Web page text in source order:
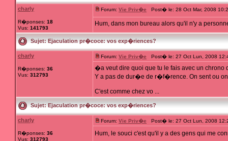
charly
R�ponses: 18
Vus: 141793
Forum: Vie Priv�e Post� le: 28 Oct Mar, 2008
Hum, dans mon bureau alors qu'il n'y a
Sujet:Ejaculation pr�coce: vos exp�riences?
charly
R�ponses: 36
Vus: 312793
Forum: Vie Priv�e Post� le: 27 Oct Lun, 2008
�a veut dire quoi que tu le fais avec un
Y a pas de dur�e de r�f�rence. On sent ou
C'est comme chez vo ...
Sujet:Ejaculation pr�coce: vos exp�riences?
charly
R�ponses: 36
Vus: 312793
Forum: Vie Priv�e Post� le: 27 Oct Lun, 2008
Hum, le souci c'est qu'il y a des gens qui me